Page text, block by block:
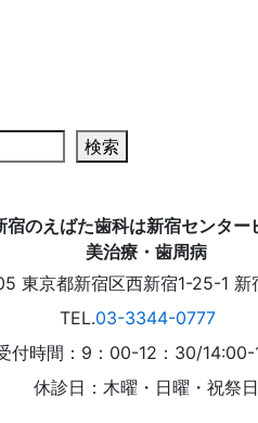
検索
東京都新宿区西新宿1-25-1 新
TEL.03-3344-0777
付時間：9：00-12：30/14:00-
休診日：木曜・日曜・祝祭日